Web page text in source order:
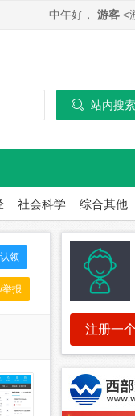
中午好， 游客 <
 站内搜索
社会科学 综合其他
领
举报
注册一